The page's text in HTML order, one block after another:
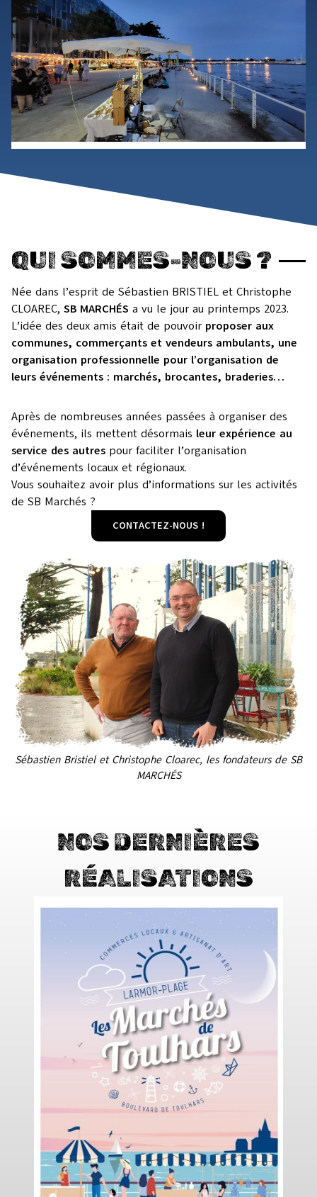
Sébastien Bristiel et Christophe Cloarec, les fondateurs de SB
MARCHÉS
QUI SOMMES-NOUS ?
Née dans l’esprit de Sébastien BRISTIEL et Christophe
CLOAREC, SB MARCHÉS a vu le jour au printemps 2023.
L’idée des deux amis était de pouvoir proposer aux
communes, commerçants et vendeurs ambulants, une
organisation professionnelle pour l’organisation de
leurs événements : marchés, brocantes, braderies…
Après de nombreuses années passées à organiser des
événements, ils mettent désormais leur expérience au
service des autres pour faciliter l’organisation
d’événements locaux et régionaux.
Vous souhaitez avoir plus d’informations sur les activités
de SB Marchés ?
CONTACTEZ-NOUS !
NOS DERNIÈRES
RÉALISATIONS